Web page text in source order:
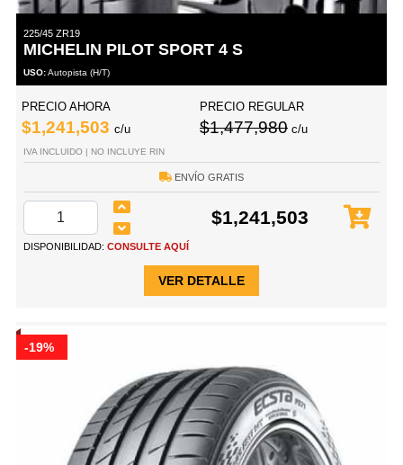
225/45 ZR19
MICHELIN PILOT SPORT 4 S
USO:Autopista (H/T)
PRECIO AHORA
$1,241,503 c/u
PRECIO REGULAR
$1,477,980 c/u
IVA INCLUIDO | NO INCLUYE RIN
ENVÍO GRATIS
$1,241,503
DISPONIBILIDAD: CONSULTE AQUÍ
VER DETALLE
-19%